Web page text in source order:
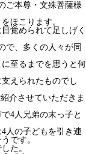
ご本尊・文殊菩薩様
ほこります。
覚められて足しげく
で、多くの人々が同
至るまでを思うと何
えられたものでし
介させていただきま
4人兄弟の末っ子と
人の子どもを引き連
です。
た。